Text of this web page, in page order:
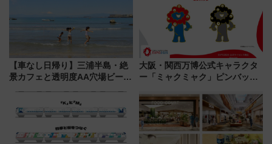
【車なし日帰り】三浦半島・絶
景カフェと透明度AA穴場ビーチ
用してストレスフリー旅へ行こ
う！
大阪・関西万博公式キャラクタ
ー「ミャクミャク」ピンバッジ
中旬発売